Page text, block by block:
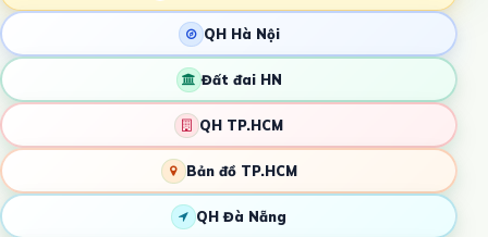
QH Hà Nội
Đất đai HN
QH TP.HCM
Bản đồ TP.HCM
QH Đà Nẵng